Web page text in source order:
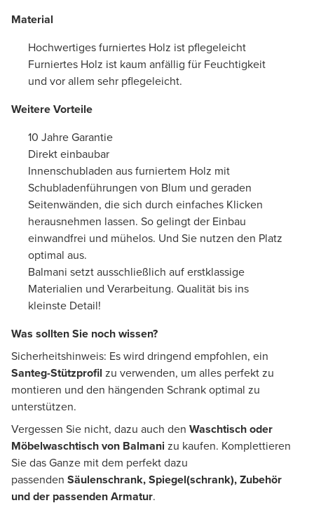
Material
Hochwertiges furniertes Holz ist pflegeleicht
Furniertes Holz ist kaum anfällig für Feuchtigkeit
und vor allem sehr pflegeleicht.
Weitere Vorteile
10 Jahre Garantie
Direkt einbaubar
Innenschubladen aus furniertem Holz mit
Schubladenführungen von Blum und geraden
Seitenwänden, die sich durch einfaches Klicken
herausnehmen lassen. So gelingt der Einbau
einwandfrei und mühelos. Und Sie nutzen den Platz
optimal aus.
Balmani setzt ausschließlich auf erstklassige
Materialien und Verarbeitung. Qualität bis ins
kleinste Detail!
Was sollten Sie noch wissen?
Sicherheitshinweis: Es wird dringend empfohlen, ein
Santeg-Stützprofil zu verwenden, um alles perfekt zu
montieren und den hängenden Schrank optimal zu
unterstützen.
Vergessen Sie nicht, dazu auch den Waschtisch oder
Möbelwaschtisch von Balmani zu kaufen. Komplettieren
Sie das Ganze mit dem perfekt dazu
passenden Säulenschrank, Spiegel(schrank), Zubehör
und der passenden Armatur.